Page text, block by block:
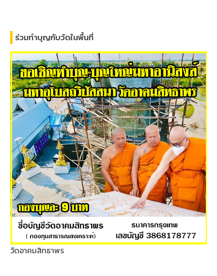
ร่วมทำบุญกับวัดในพื้นที่
วัดอาคมสิทธาพร